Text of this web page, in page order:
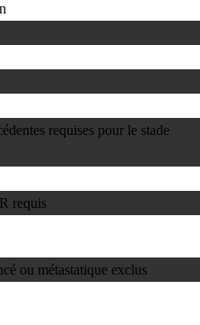
requises pour le stade
requis
ou métastatique exclus